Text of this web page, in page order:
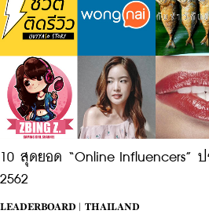
10 สุดยอด “Online Influencers”
2562
LEADERBOARD |
THAILAND